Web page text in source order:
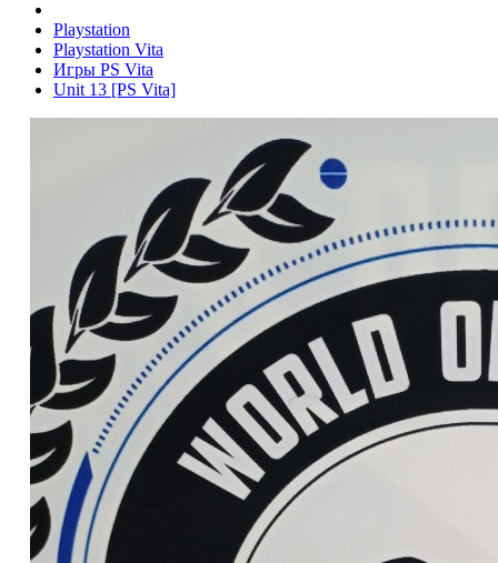
Playstation
Playstation Vita
Игры PS Vita
Unit 13 [PS Vita]